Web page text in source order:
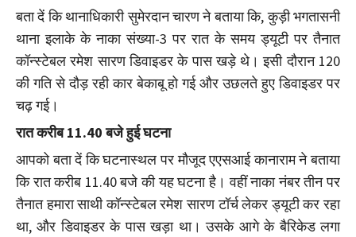
बता दें कि थानाधिकारी सुमेरदान चारण ने बताया कि, कुड़ी भगतासनी
थाना इलाके के नाका संख्या-3 पर रात के समय ड्यूटी पर तैनात
कॉन्स्टेबल रमेश सारण डिवाइडर के पास खड़े थे। इसी दौरान 120
की गति से दौड़ रही कार बेकाबू हो गई और उछलते हुए डिवाइडर पर
चढ़ गई।
रात करीब 11.40 बजे हुई घटना
आपको बता दें कि घटनास्थल पर मौजूद एएसआई कानाराम ने बताया
कि रात करीब 11.40 बजे की यह घटना है। वहीं नाका नंबर तीन पर
तैनात हमारा साथी कॉन्स्टेबल रमेश सारण टॉर्च लेकर ड्यूटी कर रहा
था, और डिवाइडर के पास खड़ा था। उसके आगे के बैरिकेड लगा